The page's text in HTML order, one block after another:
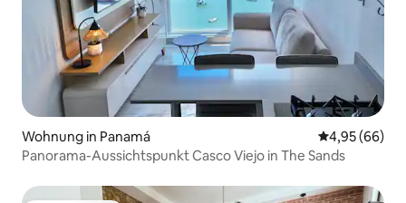
Wohnung in Panamá
4,95 (66)
Panorama-Aussichtspunkt Casco Viejo in The Sands